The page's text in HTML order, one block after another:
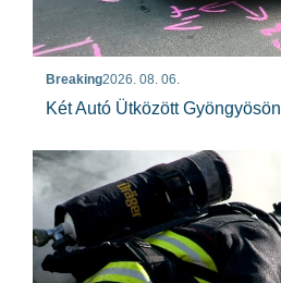
Breaking2026. 08. 06.
Két Autó Ütközött Gyöngyösön